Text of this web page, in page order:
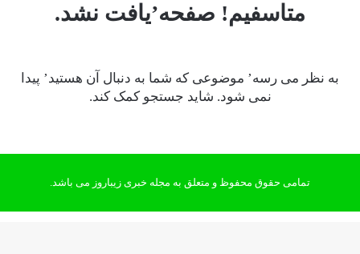
متاسفیم! صفحه’یافت نشد.
به نظر می رسه’ موضوعی که شما به دنبال آن هستید’ پیدا
نمی شود. شاید جستجو کمک کند.
تمامی حقوق محفوظ و متعلق به مجله خبری زیباروز می باشد.